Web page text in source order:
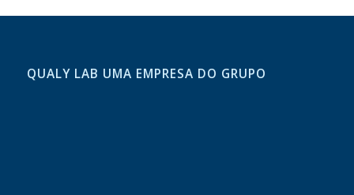
QUALY LAB UMA EMPRESA DO GRUPO